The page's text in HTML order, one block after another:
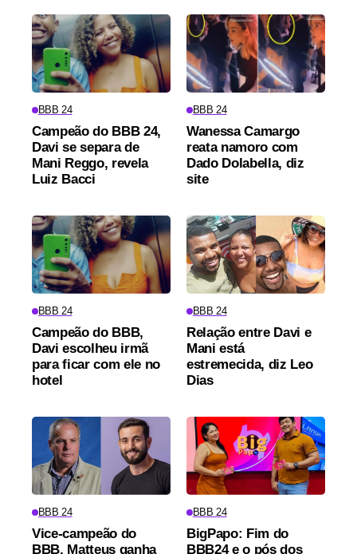
BBB 24
Campeão do BBB 24,
Davi se separa de
Mani Reggo, revela
Luiz Bacci
BBB 24
Wanessa Camargo
reata namoro com
Dado Dolabella, diz
site
BBB 24
Campeão do BBB,
Davi escolheu irmã
para ficar com ele no
hotel
BBB 24
Relação entre Davi e
Mani está
estremecida, diz Leo
Dias
BBB 24
Vice-campeão do
BBB, Matteus ganha
BBB 24
BigPapo: Fim do
BBB24 e o pós dos